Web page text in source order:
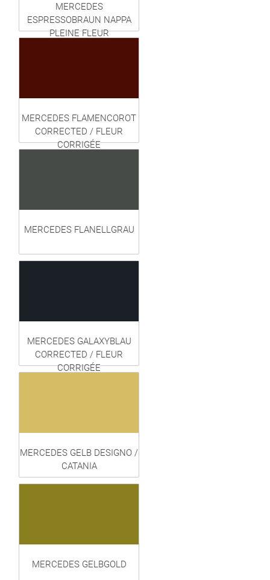
MERCEDES
ESPRESSOBRAUN NAPPA
PLEINE FLEUR
MERCEDES FLAMENCOROT
CORRECTED / FLEUR
CORRIGÉE
MERCEDES FLANELLGRAU
MERCEDES GALAXYBLAU
CORRECTED / FLEUR
CORRIGÉE
MERCEDES GELB DESIGNO /
CATANIA
MERCEDES GELBGOLD